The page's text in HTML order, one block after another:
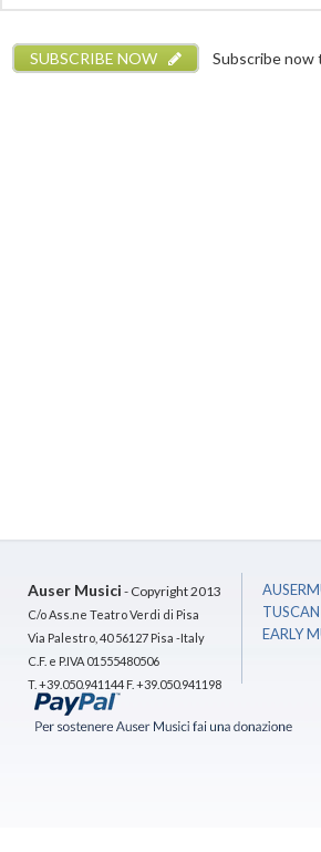
SUBSCRIBE NOW Subscribe now
Auser Musici - Copyright 2013
C/o Ass.ne Teatro Verdi di Pisa
Via Palestro, 40 56127 Pisa -Italy
C.F. e P.IVA 01555480506
T. +39.050.941144 F. +39.050.941198
EARLY